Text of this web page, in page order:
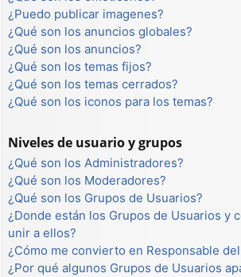
¿Puedo publicar imagenes?
¿Qué son los anuncios globales?
¿Qué son los anuncios?
¿Qué son los temas fijos?
¿Qué son los temas cerrados?
¿Qué son los iconos para los temas?
Niveles de usuario y grupos
¿Qué son los Administradores?
¿Qué son los Moderadores?
¿Qué son los Grupos de Usuarios?
¿Donde están los Grupos de Usuarios y
unir a ellos?
¿Cómo me convierto en Responsable
¿Por qué algunos Grupos de Usuarios